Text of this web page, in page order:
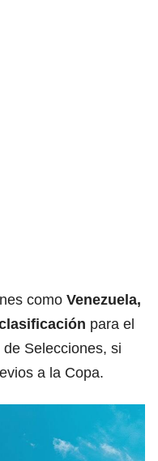
como Venezuela,
para el
Selecciones, si
a la Copa.